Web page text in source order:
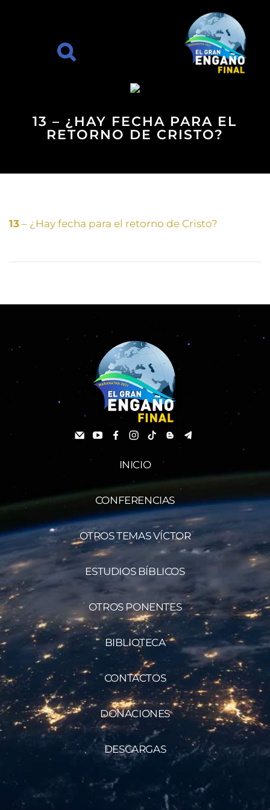
13 – ¿HAY FECHA PARA EL
RETORNO DE CRISTO?
13 – ¿Hay fecha para el retorno de Cristo?
INICIO
CONFERENCIAS
OTROS TEMAS VÍCTOR
ESTUDIOS BÍBLICOS
OTROS PONENTES
BIBLIOTECA
CONTACTOS
DONACIONES
DESCARGAS